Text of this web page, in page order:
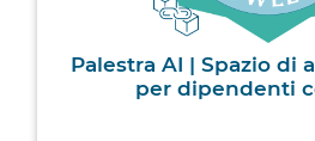
Palestra AI | Spazio di
per dipendenti